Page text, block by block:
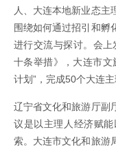
人、大连本地新业态主
围绕如何通过招引和孵
进行交流与探讨。会
十条举措》，大连市文
计划”，完成50个大连
辽宁省文化和旅游厅副
议是以主理人经济赋
索。大连市文化和旅游